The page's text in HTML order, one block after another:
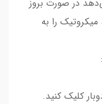
در صورت بروز
را به